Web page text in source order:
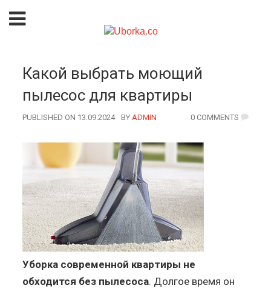
Какой выбрать моющий
пылесос для квартиры
PUBLISHED ON 13.09.2024 BY AUTHOR
ADMIN 0 COMMENTS
Уборка современной квартиры не
обходится без пылесоса. Долгое время он